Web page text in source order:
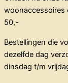
woonaccessoires
50,-
Bestellingen die
dezelfde dag
dinsdag t/m